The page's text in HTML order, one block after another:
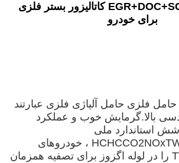
EGR+DOC+SCR+DPF+ASC کاتالیزور بستر فلزی
برای خودرو
فلزی حامل آلیاژی فلزی عبارتند
بالا.گرمایش خوب و عملکرد
استاندارد ملی
HCHCCO2NOxTWCSCRGPFASC ، خودروهای
بنزینی عموماً TWC را در لوله اگزوز برای تصفیه همزمان